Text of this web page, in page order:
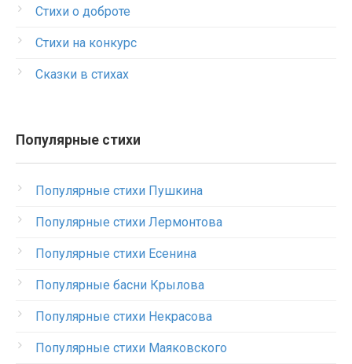
Стихи о доброте
Стихи на конкурс
Сказки в стихах
Популярные стихи
Популярные стихи Пушкина
Популярные стихи Лермонтова
Популярные стихи Есенина
Популярные басни Крылова
Популярные стихи Некрасова
Популярные стихи Маяковского